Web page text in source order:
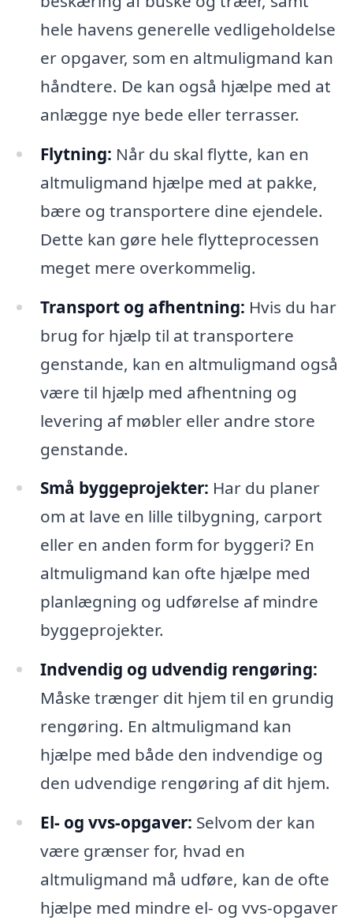
hele havens generelle vedligeholdelse
er opgaver, som en altmuligmand kan
håndtere. De kan også hjælpe med at
anlægge nye bede eller terrasser.
Flytning: Når du skal flytte, kan en
altmuligmand hjælpe med at pakke,
bære og transportere dine ejendele.
Dette kan gøre hele flytteprocessen
meget mere overkommelig.
Transport og afhentning: Hvis du har
brug for hjælp til at transportere
genstande, kan en altmuligmand også
være til hjælp med afhentning og
levering af møbler eller andre store
genstande.
Små byggeprojekter: Har du planer
om at lave en lille tilbygning, carport
eller en anden form for byggeri? En
altmuligmand kan ofte hjælpe med
planlægning og udførelse af mindre
byggeprojekter.
Indvendig og udvendig rengøring:
Måske trænger dit hjem til en grundig
rengøring. En altmuligmand kan
hjælpe med både den indvendige og
den udvendige rengøring af dit hjem.
El- og vvs-opgaver: Selvom der kan
være grænser for, hvad en
altmuligmand må udføre, kan de ofte
hjælpe med mindre el- og vvs-opgaver